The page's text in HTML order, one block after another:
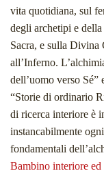
vita quotidiana, sul
degli archetipi e
Sacra, e sulla Divina
all’Inferno.
dell’uomo verso
“Storie di ordinario
di ricerca interiore è
instancabilmente
fondamentali
Bambino interiore